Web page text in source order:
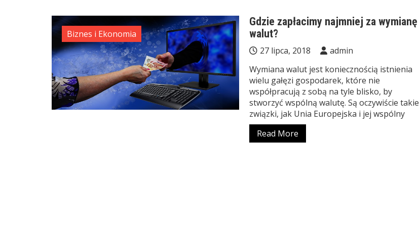
Biznes i Ekonomia
Gdzie zapłacimy najmniej za wymianę
walut?
27 lipca, 2018
admin
Wymiana walut jest koniecznością istnienia
wielu gałęzi gospodarek, które nie
współpracują z sobą na tyle blisko, by
stworzyć wspólną walutę. Są oczywiście takie
związki, jak Unia Europejska i jej wspólny
Read More